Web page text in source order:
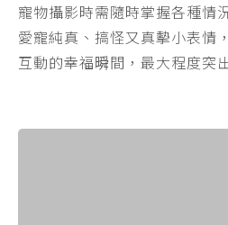
寵物攝影時需隨時掌握各種情
愛寵純真、搞怪又真摰小表情
互動的幸福𣊬間，最大程度突